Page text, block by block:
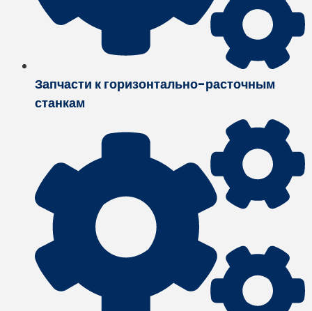
Запчасти к горизонтально-расточным
станкам